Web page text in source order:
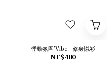
悸動氛圍’Vibe—修身襯衫
NT$400